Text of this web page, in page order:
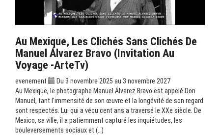
Au Mexique, Les Clichés Sans Clichés De
Manuel Álvarez Bravo (Invitation Au
Voyage -ArteTv)
evenement
Du 3 novembre 2025 au 3 novembre 2027
Au Mexique, le photographe Manuel Álvarez Bravo est appelé Don
Manuel, tant l’immensité de son œuvre et la longévité de son regard
sont respectés. Lui qui a vécu cent ans a traversé le XXe siècle. De
Mexico, sa ville, il a patiemment capturé les inquiétudes, les
bouleversements sociaux et (…)